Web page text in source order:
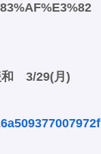
和 3/29(月)